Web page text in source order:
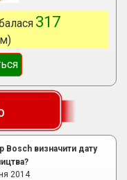
317
Bosch визначити дату
2014